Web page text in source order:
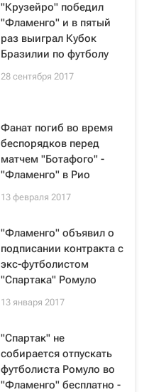
"Крузейро" победил
"Фламенго" и в пятый
раз выиграл Кубок
Бразилии по футболу
28 сентября 2017
Фанат погиб во время
беспорядков перед
матчем "Ботафого" -
"Фламенго" в Рио
13 февраля 2017
"Фламенго" объявил о
подписании контракта с
экс-футболистом
"Спартака" Ромуло
13 января 2017
"Спартак" не
собирается отпускать
футболиста Ромуло во
"Фламенго" бесплатно -